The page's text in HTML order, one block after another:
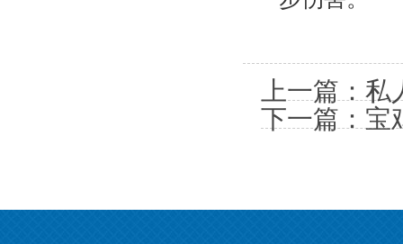
上一篇：
下一篇：宝